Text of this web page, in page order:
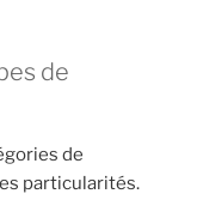
de
de
particularités.